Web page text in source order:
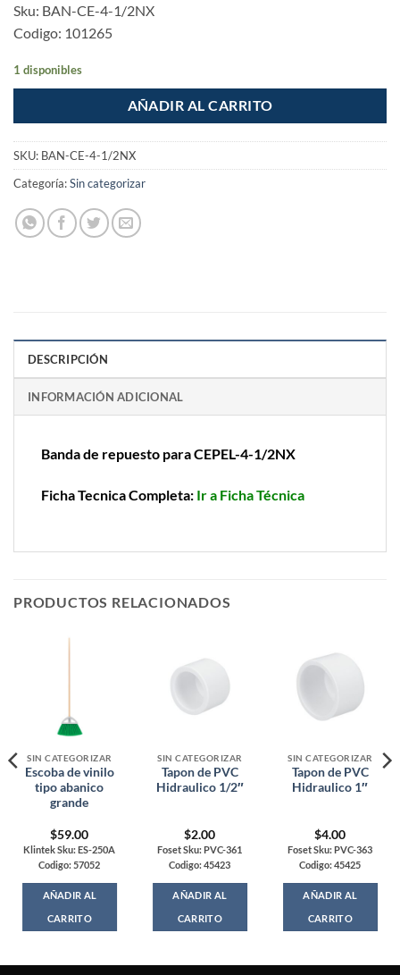
Sku: BAN-CE-4-1/2NX
Codigo: 101265
1 disponibles
AÑADIR AL CARRITO
SKU: BAN-CE-4-1/2NX
Categoría:Sin categorizar
DESCRIPCIÓN
INFORMACIÓN ADICIONAL
Banda de repuesto para CEPEL-4-1/2NX
Ficha Tecnica Completa: Ir a Ficha Técnica
PRODUCTOS RELACIONADOS
SIN CATEGORIZAR
Escoba de vinilo
tipo abanico
grande
$59.00
Klintek Sku: ES-250A
Codigo: 57052
AÑADIR AL
CARRITO
SIN CATEGORIZAR
Tapon de PVC
Hidraulico 1/2″
$2.00
Foset Sku: PVC-361
Codigo: 45423
AÑADIR AL
CARRITO
SIN CATEGORIZAR
Tapon de PVC
Hidraulico 1″
$4.00
Foset Sku: PVC-363
Codigo: 45425
AÑADIR AL
CARRITO